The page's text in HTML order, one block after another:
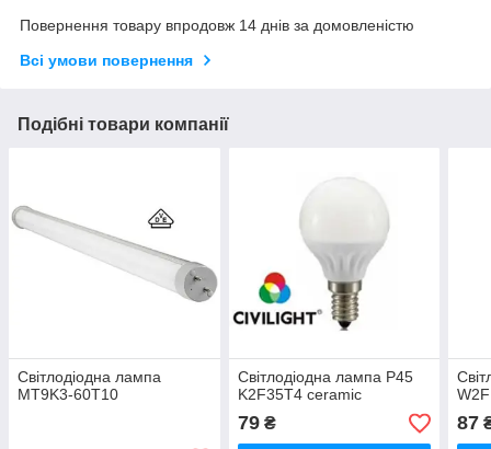
Повернення товару впродовж 14 днів за домовленістю
Всі умови повернення
Подібні товари компанії
Світлодіодна лампа
MT9K3-60T10
Світлодіодна лампа P45
K2F35T4 ceramic
79₴ 87